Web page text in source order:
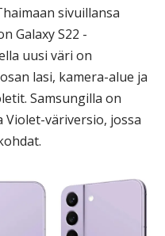
sivuillansa
Galaxy S22 -
uusi väri on
lasi, kamera-alue ja
Samsungilla on
väriversio, jossa